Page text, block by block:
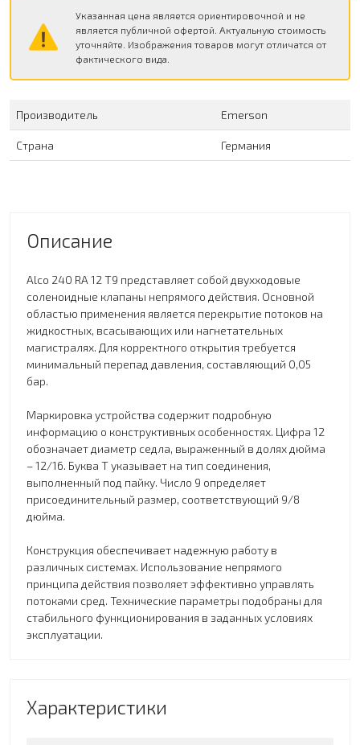
Указанная цена является ориентировочной и не
является публичной офертой. Актуальную стоимость
уточняйте. Изображения товаров могут отличатся от
фактического вида.
Производитель Emerson
Страна Германия
Описание
Alco 240 RA 12 T9 представляет собой двухходовые
соленоидные клапаны непрямого действия. Основной
областью применения является перекрытие потоков на
жидкостных, всасывающих или нагнетательных
магистралях. Для корректного открытия требуется
минимальный перепад давления, составляющий 0,05
бар.
Маркировка устройства содержит подробную
информацию о конструктивных особенностях. Цифра 12
обозначает диаметр седла, выраженный в долях дюйма
– 12/16. Буква T указывает на тип соединения,
выполненный под пайку. Число 9 определяет
присоединительный размер, соответствующий 9/8
дюйма.
Конструкция обеспечивает надежную работу в
различных системах. Использование непрямого
принципа действия позволяет эффективно управлять
потоками сред. Технические параметры подобраны для
стабильного функционирования в заданных условиях
эксплуатации.
Характеристики